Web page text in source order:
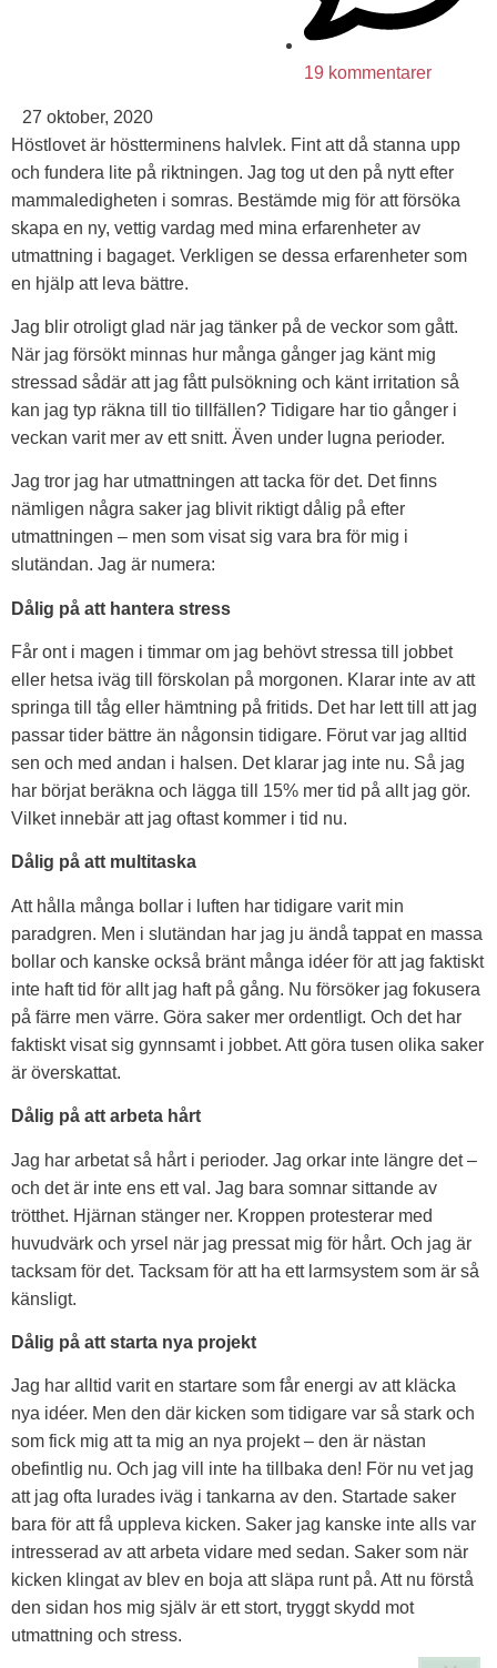
19 kommentarer
27 oktober, 2020
Höstlovet är höstterminens halvlek. Fint att då stanna upp
och fundera lite på riktningen. Jag tog ut den på nytt efter
mammaledigheten i somras. Bestämde mig för att försöka
skapa en ny, vettig vardag med mina erfarenheter av
utmattning i bagaget. Verkligen se dessa erfarenheter som
en hjälp att leva bättre.
Jag blir otroligt glad när jag tänker på de veckor som gått.
När jag försökt minnas hur många gånger jag känt mig
stressad sådär att jag fått pulsökning och känt irritation så
kan jag typ räkna till tio tillfällen? Tidigare har tio gånger i
veckan varit mer av ett snitt. Även under lugna perioder.
Jag tror jag har utmattningen att tacka för det. Det finns
nämligen några saker jag blivit riktigt dålig på efter
utmattningen – men som visat sig vara bra för mig i
slutändan. Jag är numera:
Dålig på att hantera stress
Får ont i magen i timmar om jag behövt stressa till jobbet
eller hetsa iväg till förskolan på morgonen. Klarar inte av att
springa till tåg eller hämtning på fritids. Det har lett till att jag
passar tider bättre än någonsin tidigare. Förut var jag alltid
sen och med andan i halsen. Det klarar jag inte nu. Så jag
har börjat beräkna och lägga till 15% mer tid på allt jag gör.
Vilket innebär att jag oftast kommer i tid nu.
Dålig på att multitaska
Att hålla många bollar i luften har tidigare varit min
paradgren. Men i slutändan har jag ju ändå tappat en massa
bollar och kanske också bränt många idéer för att jag faktiskt
inte haft tid för allt jag haft på gång. Nu försöker jag fokusera
på färre men värre. Göra saker mer ordentligt. Och det har
faktiskt visat sig gynnsamt i jobbet. Att göra tusen olika saker
är överskattat.
Dålig på att arbeta hårt
Jag har arbetat så hårt i perioder. Jag orkar inte längre det –
och det är inte ens ett val. Jag bara somnar sittande av
trötthet. Hjärnan stänger ner. Kroppen protesterar med
huvudvärk och yrsel när jag pressat mig för hårt. Och jag är
tacksam för det. Tacksam för att ha ett larmsystem som är så
känsligt.
Dålig på att starta nya projekt
Jag har alltid varit en startare som får energi av att kläcka
nya idéer. Men den där kicken som tidigare var så stark och
som fick mig att ta mig an nya projekt – den är nästan
obefintlig nu. Och jag vill inte ha tillbaka den! För nu vet jag
att jag ofta lurades iväg i tankarna av den. Startade saker
bara för att få uppleva kicken. Saker jag kanske inte alls var
intresserad av att arbeta vidare med sedan. Saker som när
kicken klingat av blev en boja att släpa runt på. Att nu förstå
den sidan hos mig själv är ett stort, tryggt skydd mot
utmattning och stress.